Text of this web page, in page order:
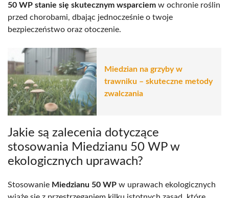
50 WP stanie się skutecznym wsparciem w ochronie roślin
przed chorobami, dbając jednocześnie o twoje
bezpieczeństwo oraz otoczenie.
Miedzian na grzyby w
trawniku – skuteczne metody
zwalczania
Jakie są zalecenia dotyczące
stosowania Miedzianu 50 WP w
ekologicznych uprawach?
Stosowanie Miedzianu 50 WP w uprawach ekologicznych